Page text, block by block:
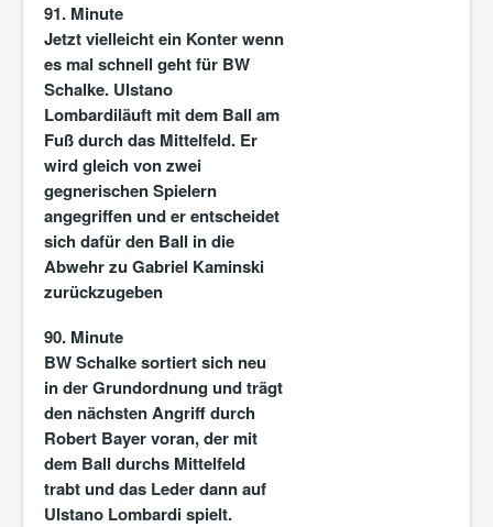
91. Minute
Jetzt vielleicht ein Konter wenn
es mal schnell geht für BW
Schalke. Ulstano
Lombardiläuft mit dem Ball am
Fuß durch das Mittelfeld. Er
wird gleich von zwei
gegnerischen Spielern
angegriffen und er entscheidet
sich dafür den Ball in die
Abwehr zu Gabriel Kaminski
zurückzugeben
90. Minute
BW Schalke sortiert sich neu
in der Grundordnung und trägt
den nächsten Angriff durch
Robert Bayer voran, der mit
dem Ball durchs Mittelfeld
trabt und das Leder dann auf
Ulstano Lombardi spielt.